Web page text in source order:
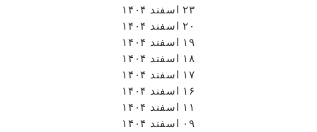
۲۳ اسفند ۱۴۰۴
۲۰ اسفند ۱۴۰۴
۱۹ اسفند ۱۴۰۴
۱۸ اسفند ۱۴۰۴
۱۷ اسفند ۱۴۰۴
۱۶ اسفند ۱۴۰۴
۱۱ اسفند ۱۴۰۴
۰۹ اسفند ۱۴۰۴